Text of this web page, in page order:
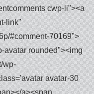
adobe-acrobat/#comment-62800">Adobe Acrobat Pro 11買い切りがWindows11にインストールできない(より機能が多い製品が既にインストールされています)</a></span></li><li class="recentcomments cwp-li"><a class="comment-link cwp-comment-link" href="https://ebookbrain.net/windows-standard-recording-tool/#comment-62589"><span class="comment-avatar cwp-avatar rounded"><img alt='neru' src='http://ebookbrain.net/wp-content/uploads/profile/write.png' class='avatar avatar-30 photo' height='30' width='30' /></span></a><span class="cwp-comment-title"><span class="comment-author-link cwp-author-link"><a href="http://ebookbrain.net/" class="url" rel="ugc">neru</a></span> <span class="cwp-on-text">on</span> <a class="comment-link cwp-comment-link" href="https://ebookbrain.net/windows-standard-recording-tool/#comment-62589">評判!Clipchamp、Xbox Game bar、Snipping Toolの商用利用は?録画できない?重い遅い？</a></span></li><li class="recentcomments cwp-li"><a class="comment-link cwp-comment-link" href="https://ebookbrain.net/windows-standard-recording-tool/#comment-62585"><span class="comment-avatar cwp-avatar rounded"><img alt='' src='https://secure.gravatar.com/avatar/53c5ba6ba0f5531dad73e0eaacc0b01e?s=30&d=mm&r=g' srcset='https://secure.gravatar.com/avatar/53c5ba6ba0f5531dad73e0eaacc0b01e?s=60&d=mm&r=g 2x' class='avatar avatar-30 photo' height='30' width='30' loading='lazy' decoding='async'/></span></a><span class="cwp-comment-title"><span class="comment-author-link cwp-author-link">りゅう</span> <span class="cwp-on-text">on</span> <a class="comment-link cwp-comment-link" href="https://ebookbrain.net/windows-standard-recording-tool/#comment-62585">評判!Clipchamp、Xbox Game bar、Snipping Toolの商用利用は?録画できない?重い遅い？</a></span></li><li class="recentcomments cwp-li"><a class="comment-link cwp-comment-link" href="https://ebookbrain.net/windows-standard-recording-tool/#comment-62576"><span class="comment-avatar cwp-avatar rounded"><img alt='neru' src='http://ebookbrain.net/wp-content/uploads/profile/write.png' class='avatar avatar-30 photo' height='30' width='30' /></span></a><span class="cwp-comment-title"><span class="comment-author-link cwp-author-link"><a href="http://ebookbrain.net/" class="url" rel="ugc">neru</a></span> <span class="cwp-on-text">on</span> <a class="comment-link cwp-comment-link" href="https://ebookbrain.net/windows-standard-recording-tool/#comment-62576">評判!Clipchamp、Xbox Game bar、Snipping Toolの商用利用は?録画できない?重い遅い？</a></span></li><li class="recentcomments cwp-li"><a class="comment-link cwp-comment-link" href="https://ebookbrain.net/windows-standard-recording-tool/#comment-62571"><span class="comment-avatar cwp-avatar rounded"><img alt='' src='https://secure.gravatar.com/avatar/53c5ba6ba0f5531dad73e0eaacc0b01e?s=30&d=mm&r=g' srcset='https://secure.gravatar.com/avatar/53c5ba6ba0f5531dad73e0eaacc0b01e?s=60&d=mm&r=g 2x' class='avatar avatar-30 photo' height='30' width='30' loading='lazy' decoding='async'/></span></a><span class="cwp-comment-title"><span class="comment-author-link cwp-author-link">りゅう</span> <span class="cwp-on-text">on</span> <a class="comment-link cwp-comment-link" href="https://ebookbrain.net/windows-standard-recording-tool/#comment-62571">評判!Clipchamp、Xbox Game bar、Snipping Toolの商用利用は?録画できない?重い遅い？</a></span></li><li class="recentcomments cwp-li"><a class="comment-link cwp-comment-link" href="https://ebookbrain.net/delete-tweet/#comment-61129"><span class="comment-avatar cwp-avatar rounded"><img alt='neru' src='http://ebookbrain.net/wp-content/uploads/profile/write.png' class='avatar avatar-30 photo' height='30' width='30' /></span></a><span class="cwp-comment-title"><span class="comment-author-link cwp-author-link"><a href="http://ebookbrain.net/" class="url" rel="ugc">neru</a></span> <span class="cwp-on-text">on</span> <a class="comment-link cwp-comment-link" href="https://ebookbrain.net/delete-tweet/#comment-61129">【ツイ消し】ツイート一括削除・全消しツール１２選【無料】ツイ消しクリーナーで残る/消えない?】</a></span></li><li class="recentcomments cwp-li"><